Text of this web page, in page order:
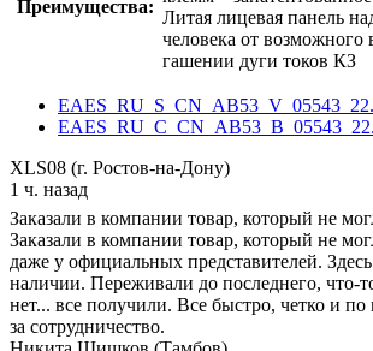
Преимущества:
Литая лицевая панель
человека от возможного
гашении дуги токов КЗ
XLS08 (г. Ростов-на-Дону)
1 ч. назад
Заказали в компании товар, который не
Заказали в компании товар, который не
даже у официальных представителей.
наличии. Переживали до последнего, что-
нет... все получили. Все быстро, четко и
за сотрудничество.